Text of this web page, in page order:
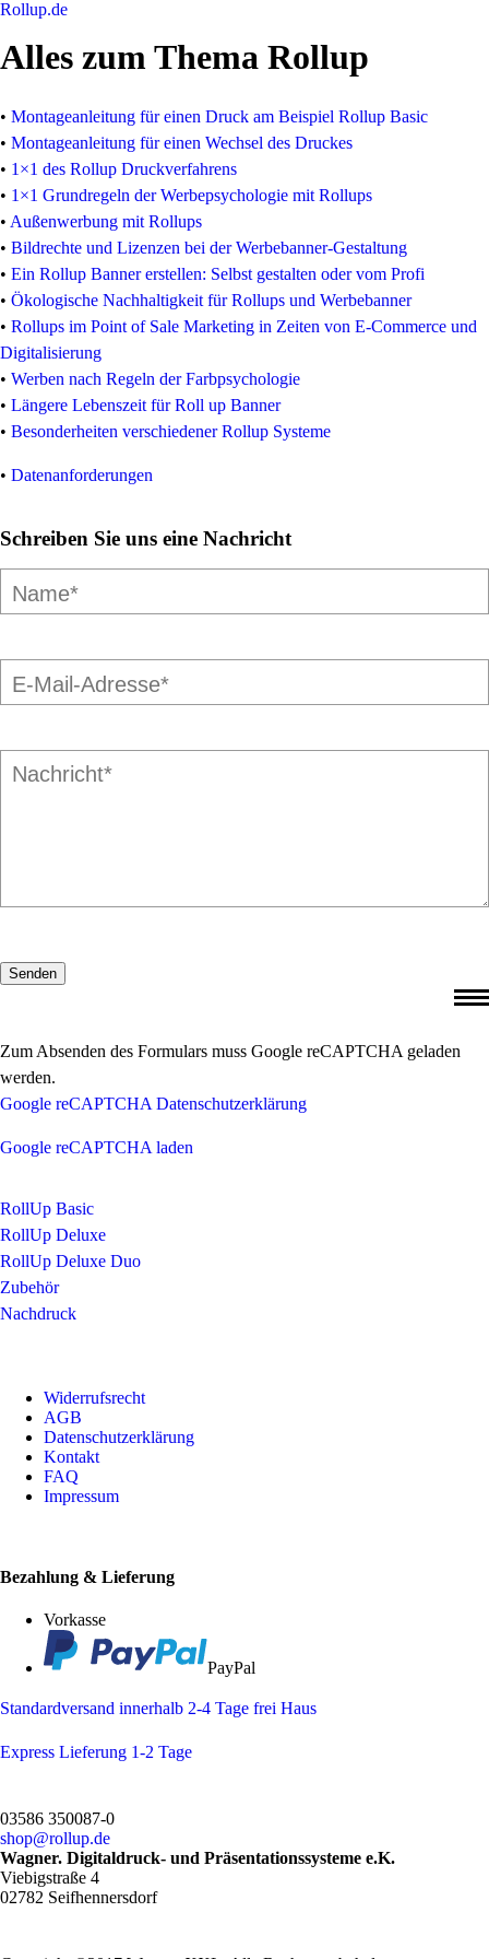
Rollup.de
Alles zum Thema Rollup
• Montageanleitung für einen Druck am Beispiel Rollup Basic
• Montageanleitung für einen Wechsel des Druckes
• 1×1 des Rollup Druckverfahrens
• 1×1 Grundregeln der Werbepsychologie mit Rollups
• Außenwerbung mit Rollups
• Bildrechte und Lizenzen bei der Werbebanner-Gestaltung
• Ein Rollup Banner erstellen: Selbst gestalten oder vom Profi
• Ökologische Nachhaltigkeit für Rollups und Werbebanner
• Rollups im Point of Sale Marketing in Zeiten von E-Commerce und
Digitalisierung
• Werben nach Regeln der Farbpsychologie
• Längere Lebenszeit für Roll up Banner
• Besonderheiten verschiedener Rollup Systeme
• Datenanforderungen
Schreiben Sie uns eine Nachricht
Zum Absenden des Formulars muss Google reCAPTCHA geladen
werden.
Google reCAPTCHA Datenschutzerklärung
Google reCAPTCHA laden
RollUp Basic
RollUp Deluxe
RollUp Deluxe Duo
Zubehör
Nachdruck
Widerrufsrecht
AGB
Datenschutzerklärung
Kontakt
FAQ
Impressum
Bezahlung & Lieferung
Vorkasse
PayPal
Standardversand innerhalb 2-4 Tage frei Haus
Express Lieferung 1-2 Tage
03586 350087-0
shop@rollup.de
Wagner. Digitaldruck- und Präsentationssysteme e.K.
Viebigstraße 4
02782 Seifhennersdorf